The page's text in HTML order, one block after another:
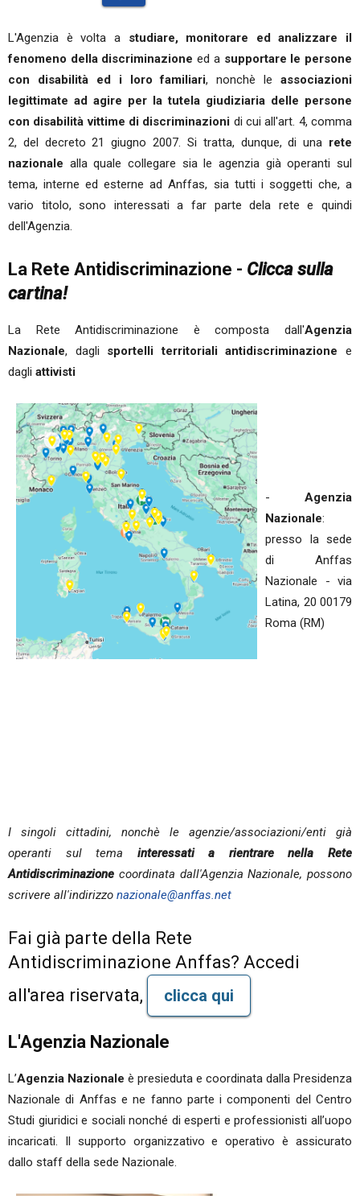
L'Agenzia è volta a studiare, monitorare ed analizzare il
fenomeno della discriminazione ed a supportare le persone
con disabilità ed i loro familiari, nonchè le associazioni
legittimate ad agire per la tutela giudiziaria delle persone
con disabilità vittime di discriminazioni di cui all'art. 4, comma
2, del decreto 21 giugno 2007. Si tratta, dunque, di una rete
nazionale alla quale collegare sia le agenzia già operanti sul
tema, interne ed esterne ad Anffas, sia tutti i soggetti che, a
vario titolo, sono interessati a far parte dela rete e quindi
dell'Agenzia.
La Rete Antidiscriminazione - Clicca sulla
cartina!
La Rete Antidiscriminazione è composta dall'Agenzia
Nazionale, dagli sportelli territoriali antidiscriminazione e
dagli attivisti
- Agenzia
Nazionale:
presso la sede
di Anffas
Nazionale - via
Latina, 20 00179
Roma (RM)
I singoli cittadini, nonchè le agenzie/associazioni/enti già
operanti sul tema interessati a rientrare nella Rete
Antidiscriminazione coordinata dall'Agenzia Nazionale, possono
scrivere all'indirizzo nazionale@anffas.net
Fai già parte della Rete
Antidiscriminazione Anffas? Accedi
all'area riservata,
clicca qui
L'Agenzia Nazionale
L’Agenzia Nazionale è presieduta e coordinata dalla Presidenza
Nazionale di Anffas e ne fanno parte i componenti del Centro
Studi giuridici e sociali nonché di esperti e professionisti all’uopo
incaricati. Il supporto organizzativo e operativo è assicurato
dallo staff della sede Nazionale.